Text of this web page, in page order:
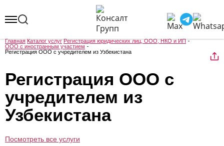
Главная Каталог услуг Регистрация юридических лиц, ООО, НКО и ИП
ООО с иностранным участием
Регистрация ООО с учредителем из Узбекистана
Регистрация ООО с
учредителем из
Узбекистана
Посмотреть все услуги